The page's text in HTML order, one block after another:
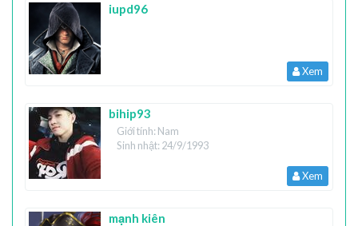
iupd96
Xem
bihip93
Giới tính: Nam
Sinh nhật: 24/9/1993
Xem
mạnh kiên